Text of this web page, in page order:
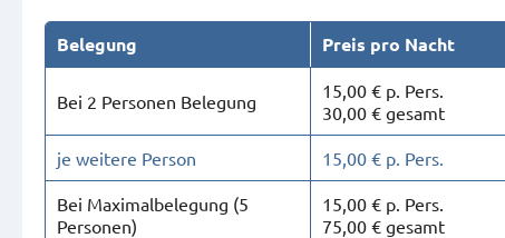
Belegung Preis pro Nacht
Bei 2 Personen Belegung
15,00 € p. Pers.
30,00 € gesamt
je weitere Person 15,00 € p. Pers.
Bei Maximal­belegung (5
Personen)
15,00 € p. Pers.
75,00 € gesamt